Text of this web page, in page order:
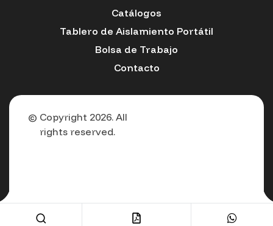
Catálogos
Tablero de Aislamiento Portátil
Bolsa de Trabajo
Contacto
© Copyright 2026. All
rights reserved.
Español